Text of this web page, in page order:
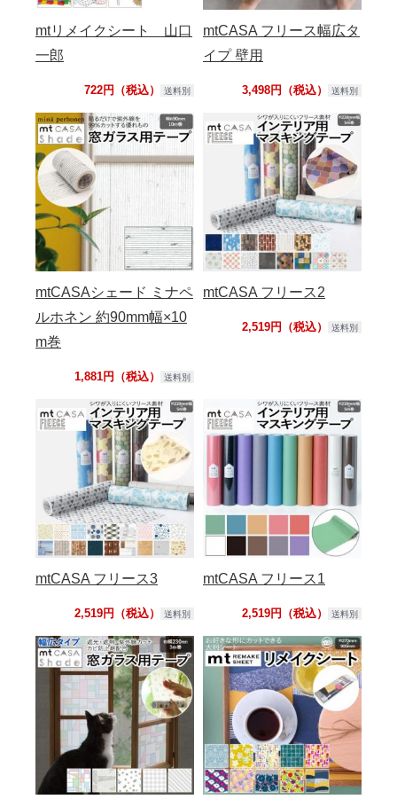
mtリメイクシート 山口
一郎
722円（税込） 送料別
mtCASA フリース幅広タ
イプ 壁用
3,498円（税込） 送料別
mtCASAシェード ミナペ
ルホネン 約90mm幅×10
m巻
1,881円（税込） 送料別
mtCASA フリース2
2,519円（税込） 送料別
mtCASA フリース3
2,519円（税込） 送料別
mtCASA フリース1
2,519円（税込） 送料別